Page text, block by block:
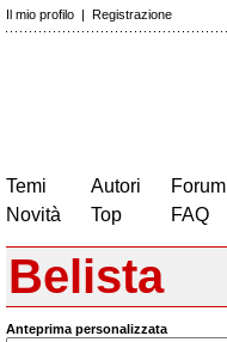
Il mio profilo | Registrazione
Temi
Novità
Autori
Top
Forum
FAQ
Belista
Anteprima personalizzata